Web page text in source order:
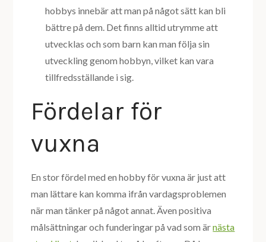
hobbys innebär att man på något sätt kan bli
bättre på dem. Det finns alltid utrymme att
utvecklas och som barn kan man följa sin
utveckling genom hobbyn, vilket kan vara
tillfredsställande i sig.
Fördelar för
vuxna
En stor fördel med en hobby för vuxna är just att
man lättare kan komma ifrån vardagsproblemen
när man tänker på något annat. Även positiva
målsättningar och funderingar på vad som ärnästa